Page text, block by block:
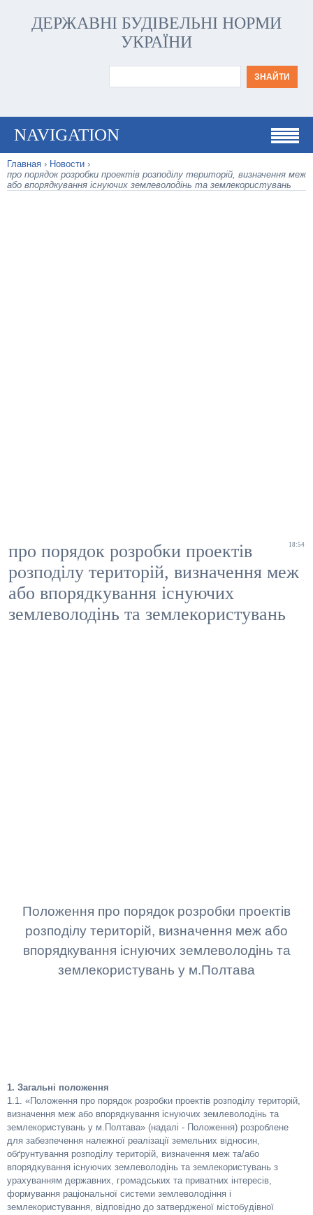
ДЕРЖАВНІ БУДІВЕЛЬНІ НОРМИ
УКРАЇНИ
NAVIGATION
Главная › Новости ›
про порядок розробки проектів розподілу територій, визначення меж
або впорядкування існуючих землеволодінь та землекористувань
18:54
про порядок розробки проектів
розподілу територій, визначення меж
або впорядкування існуючих
землеволодінь та землекористувань
Положення про порядок розробки проектів
розподілу територій, визначення меж або
впорядкування існуючих землеволодінь та
землекористувань у м.Полтава
1. Загальні положення
1.1. «Положення про порядок розробки проектів розподілу територій,
визначення меж або впорядкування існуючих землеволодінь та
землекористувань у м.Полтава» (надалі - Положення) розроблене
для забезпечення належної реалізації земельних відносин,
обґрунтування розподілу територій, визначення меж та/або
впорядкування існуючих землеволодінь та землекористувань з
урахуванням державних, громадських та приватних інтересів,
формування раціональної системи землеволодіння і
землекористування, відповідно до затвердженої містобудівної